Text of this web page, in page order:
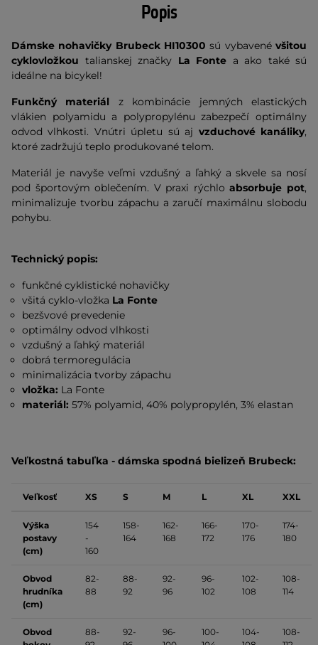
Popis
Dámske nohavičky Brubeck HI10300 sú vybavenévšitou
cyklovložkou talianskej značky La Fonte a ako také sú
ideálne na bicykel!
Funkčný materiál z kombinácie jemných elastických
vlákien polyamidu a polypropylénu zabezpečí optimálny
odvod vlhkosti. Vnútri úpletu sú aj vzduchové kanáliky,
ktoré zadržujú teplo produkované telom.
Materiál je navyše veľmi vzdušný a ľahký a skvele sa nosí
pod športovým oblečením. V praxi rýchloabsorbuje pot,
minimalizuje tvorbu zápachu a zaručí maximálnu slobodu
pohybu.
Technický popis:
funkčné cyklistické nohavičky
všitá cyklo-vložka La Fonte
bezšvové prevedenie
optimálny odvod vlhkosti
vzdušný a ľahký materiál
dobrá termoregulácia
minimalizácia tvorby zápachu
vložka: La Fonte
materiál: 57% polyamid, 40% polypropylén, 3% elastan
Veľkostná tabuľka - dámska spodná bielizeň Brubeck:
Veľkosť XS S M L XL XXL
Výška
postavy
(cm)
154
-
160
158-
164
162-
168
166-
172
170-
176
174-
180
Obvod
hrudníka
(cm)
82-
88
88-
92
92-
96
96-
102
102-
108
108-
114
Obvod
88-
92-
96-
100-
104-
108-